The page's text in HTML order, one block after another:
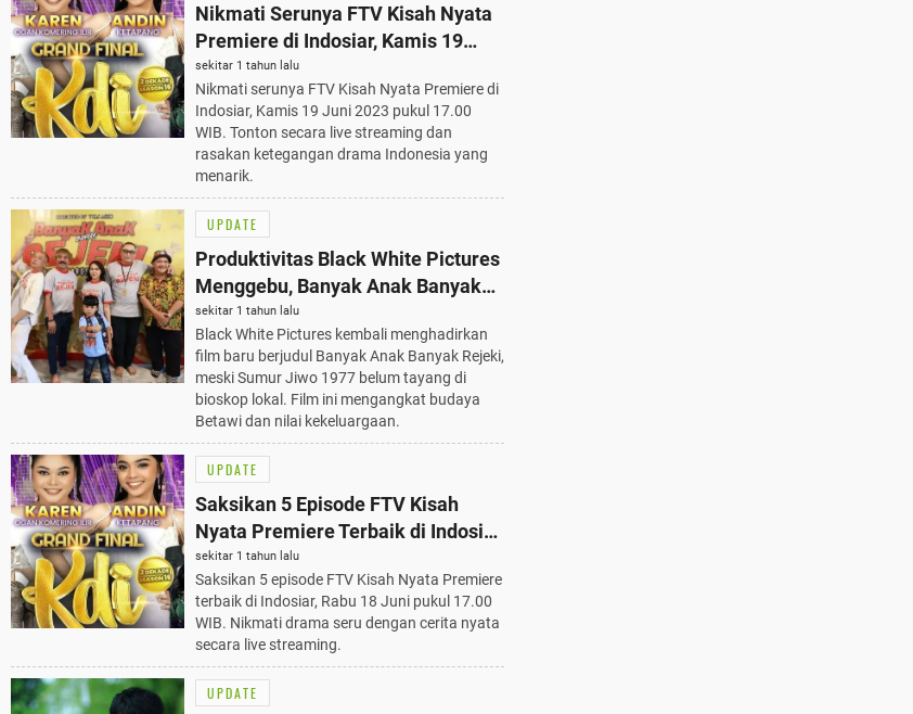
Nikmati Serunya FTV Kisah Nyata
Premiere di Indosiar, Kamis 19
Juni 2023 Pukul 17.00 WIB
sekitar 1 tahun lalu
Nikmati serunya FTV Kisah Nyata Premiere di
Indosiar, Kamis 19 Juni 2023 pukul 17.00
WIB. Tonton secara live streaming dan
rasakan ketegangan drama Indonesia yang
menarik.
UPDATE
Produktivitas Black White Pictures
Menggebu, Banyak Anak Banyak
Rejeki Siap Tayang di 2025
sekitar 1 tahun lalu
Black White Pictures kembali menghadirkan
film baru berjudul Banyak Anak Banyak Rejeki,
meski Sumur Jiwo 1977 belum tayang di
bioskop lokal. Film ini mengangkat budaya
Betawi dan nilai kekeluargaan.
UPDATE
Saksikan 5 Episode FTV Kisah
Nyata Premiere Terbaik di Indosiar,
Rabu 18 Juni Pukul 17.00 WIB
sekitar 1 tahun lalu
Saksikan 5 episode FTV Kisah Nyata Premiere
terbaik di Indosiar, Rabu 18 Juni pukul 17.00
WIB. Nikmati drama seru dengan cerita nyata
secara live streaming.
UPDATE